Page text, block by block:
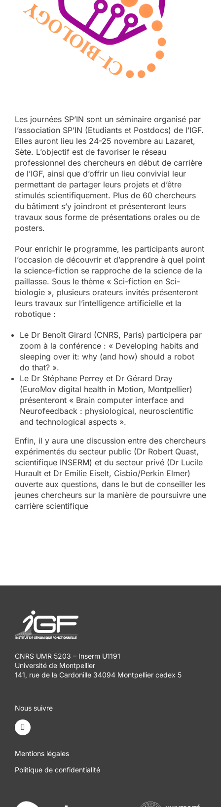
Les journées SP’IN sont un séminaire organisé par
l’association SP’IN (Etudiants et Postdocs) de l’IGF.
Elles auront lieu les 24-25 novembre au Lazaret,
Sète. L’objectif est de favoriser le réseau
professionnel des chercheurs en début de carrière
de l’IGF, ainsi que d’offrir un lieu convivial leur
permettant de partager leurs projets et d’être
stimulés scientifiquement. Plus de 60 chercheurs
du bâtiment s’y joindront et présenteront leurs
travaux sous forme de présentations orales ou de
posters.
Pour enrichir le programme, les participants auront
l’occasion de découvrir et d’apprendre à quel point
la science-fiction se rapproche de la science de la
paillasse. Sous le thème « Sci-fiction en Sci-
biologie », plusieurs orateurs invités présenteront
leurs travaux sur l’intelligence artificielle et la
robotique :
Le Dr Benoît Girard (CNRS, Paris) participera par
zoom à la conférence : « Developing habits and
sleeping over it: why (and how) should a robot
do that? ».
Le Dr Stéphane Perrey et Dr Gérard Dray
(EuroMov digital health in Motion, Montpellier)
présenteront « Brain computer interface and
Neurofeedback : physiological, neuroscientific
and technological aspects ».
Enfin, il y aura une discussion entre des chercheurs
expérimentés du secteur public (Dr Robert Quast,
scientifique INSERM) et du secteur privé (Dr Lucile
Hurault et Dr Emilie Eiselt, Cisbio/Perkin Elmer)
ouverte aux questions, dans le but de conseiller les
jeunes chercheurs sur la manière de poursuivre une
carrière scientifique
CNRS UMR 5203 – Inserm U1191
Université de Montpellier
141, rue de la Cardonille 34094 Montpellier cedex 5
Nous suivre
Mentions légales
Politique de confidentialité